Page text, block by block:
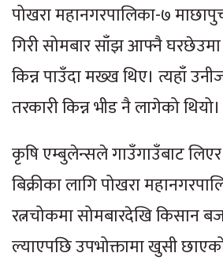
पोखरा महानगरपालिका-७
गिरी सोमबार साँझ आफ्नै घरछेउमा
किन्न पाउँदा मख्ख थिए। त्यहाँ
तरकारी किन्न भीड नै लागेको थियो।
कृषि एम्बुलेन्सले गाउँगाउँबाट
बिक्रीका लागि पोखरा
रत्नचोकमा सोमबारदेखि किसान
ल्याएपछि उपभोक्तामा खुसी